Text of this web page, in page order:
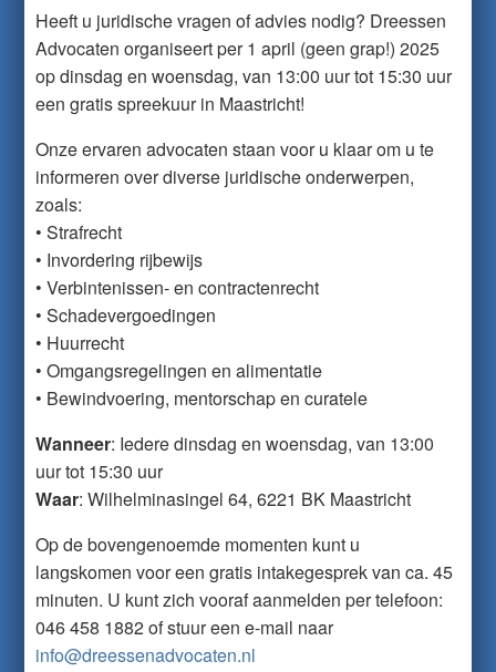
Heeft u juridische vragen of advies nodig? Dreessen
Advocaten organiseert per 1 april (geen grap!) 2025
op dinsdag en woensdag, van 13:00 uur tot 15:30 uur
een gratis spreekuur in Maastricht!
Onze ervaren advocaten staan voor u klaar om u te
informeren over diverse juridische onderwerpen,
zoals:
• Strafrecht
• Invordering rijbewijs
• Verbintenissen- en contractenrecht
• Schadevergoedingen
• Huurrecht
• Omgangsregelingen en alimentatie
• Bewindvoering, mentorschap en curatele
Wanneer: Iedere dinsdag en woensdag, van 13:00
uur tot 15:30 uur
Waar: Wilhelminasingel 64, 6221 BK Maastricht
Op de bovengenoemde momenten kunt u
langskomen voor een gratis intakegesprek van ca. 45
minuten. U kunt zich vooraf aanmelden per telefoon:
046 458 1882 of stuur een e-mail naar
info@dreessenadvocaten.nl